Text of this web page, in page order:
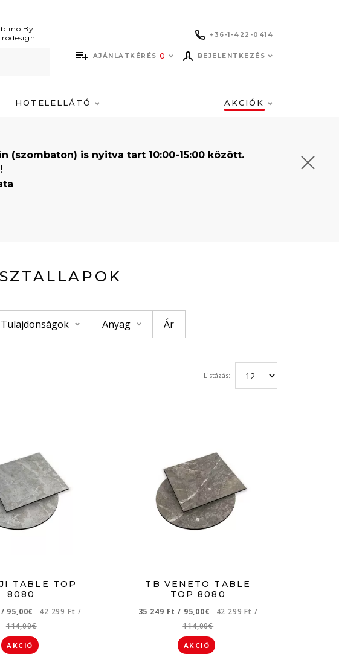
By
+36-1-422-0414
AJÁNLATKÉRÉS 0 BEJELENTKEZÉS
HOTELELLÁTÓ AKCIÓK
(szombaton) is nyitva tart 10:00-15:00 között.
Tulajdonságok Anyag Ár
Listázás:
TABLE TOP
8080
/ 95,00€ 42 299 Ft/
114,00€
AKCIÓ
TB VENETO TABLE
TOP 8080
35 249 Ft/ 95,00€ 42 299 Ft/
114,00€
AKCIÓ